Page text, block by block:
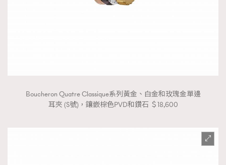
Boucheron Quatre Classique系列黃金、白金和玫瑰金單邊
耳夾 (S號)，鑲嵌棕色PVD和鑽石 ＄18,600